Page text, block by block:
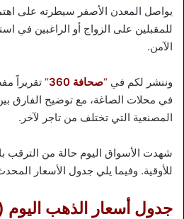
يواصل المعدن الأصفر سيطرته على
للمقبلين على الزواج أو الراغبين في
الآمن.
وننشر لكم في “صحافة 360 “ تقريراً
في محلات الصاغة، مع توضيح الفارق
المصنعية التي تختلف من تاجر لآخر.
شهدت الأسواق اليوم حالة من الترقب
للأوقية. وفيما يلي جدول الأسعار
جدول أسعار الذهب اليوم